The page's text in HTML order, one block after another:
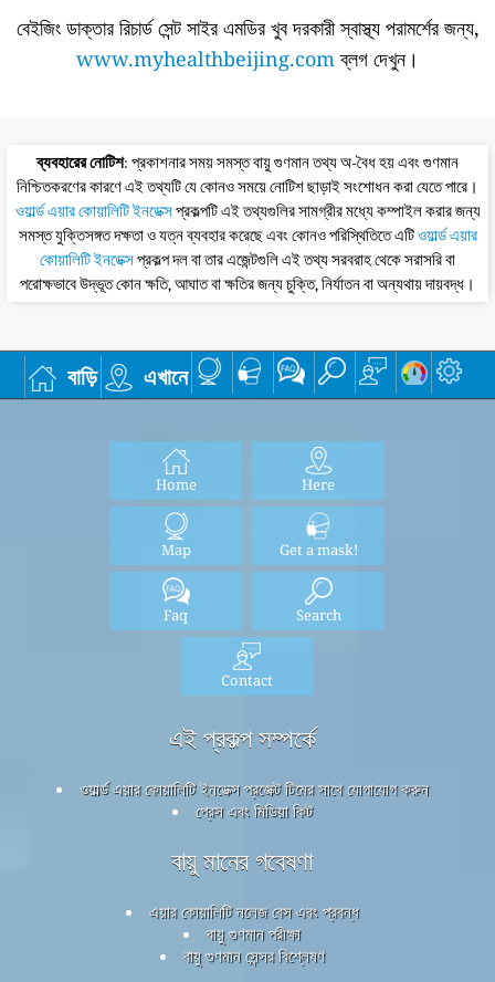
বেইজিং ডাক্তার রিচার্ড সেন্ট সাইর এমডির খুব দরকারী স্বাস্থ্য পরামর্শের জন্য,
www.myhealthbeijing.comব্লগ দেখুন।
ব্যবহারের নোটিশ: প্রকাশনার সময় সমস্ত বায়ু গুণমান তথ্য অ-বৈধ হয় এবং গুণমান
নিশ্চিতকরণের কারণে এই তথ্যটি যে কোনও সময়ে নোটিশ ছাড়াই সংশোধন করা যেতে পারে।
ওয়ার্ল্ড এয়ার কোয়ালিটি ইনডেক্সপ্রকল্পটি এই তথ্যগুলির সামগ্রীর মধ্যে কম্পাইল করার জন্য
সমস্ত যুক্তিসঙ্গত দক্ষতা ও যত্ন ব্যবহার করেছে এবং কোনও পরিস্থিতিতে এটিওয়ার্ল্ড এয়ার
কোয়ালিটি ইনডেক্সপ্রকল্প দল বা তার এজেন্টগুলি এই তথ্য সরবরাহ থেকে সরাসরি বা
পরোক্ষভাবে উদ্ভূত কোন ক্ষতি, আঘাত বা ক্ষতির জন্য চুক্তি, নির্যাতন বা অন্যথায় দায়বদ্ধ।
বাড়ি এখানে
Home Here
Map Get a mask!
Faq Search
Contact
এই প্রকল্প সম্পর্কে
ওয়ার্ল্ড এয়ার কোয়ালিটি ইনডেক্স প্রজেক্ট টিমের সাথে যোগাযোগ করুন
প্রেস এবং মিডিয়া কিট
বায়ু মানের গবেষণা
এয়ার কোয়ালিটি নলেজ বেস এবং প্রবন্ধ
বায়ু গুণমান পরীক্ষা
বায়ু গুণমান সেন্সর বিশ্লেষণ